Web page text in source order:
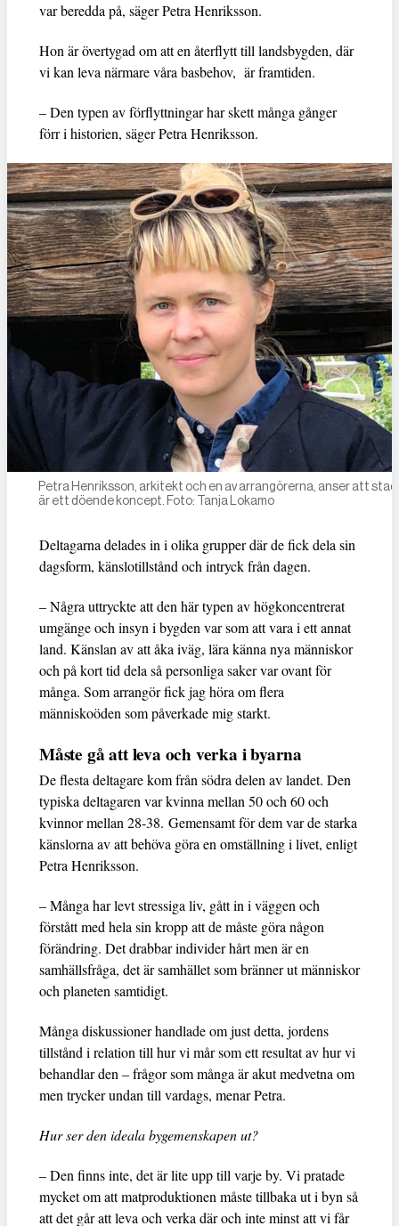
var beredda på, säger Petra Henriksson.
Hon är övertygad om att en återflytt till landsbygden, där
vi kan leva närmare våra basbehov, är framtiden.
– Den typen av förflyttningar har skett många gånger
förr i historien, säger Petra Henriksson.
Petra Henriksson, arkitekt och en av arrangörerna, anser att
är ett döende koncept. Foto: Tanja Lokamo
Deltagarna delades in i olika grupper där de fick dela sin
dagsform, känslotillstånd och intryck från dagen.
– Några uttryckte att den här typen av högkoncentrerat
umgänge och insyn i bygden var som att vara i ett annat
land. Känslan av att åka iväg, lära känna nya människor
och på kort tid dela så personliga saker var ovant för
många. Som arrangör fick jag höra om flera
människoöden som påverkade mig starkt.
Måste gå att leva och verka i byarna
De flesta deltagare kom från södra delen av landet. Den
typiska deltagaren var kvinna mellan 50 och 60 och
kvinnor mellan 28-38. Gemensamt för dem var de starka
känslorna av att behöva göra en omställning i livet, enligt
Petra Henriksson.
– Många har levt stressiga liv, gått in i väggen och
förstått med hela sin kropp att de måste göra någon
förändring. Det drabbar individer hårt men är en
samhällsfråga, det är samhället som bränner ut människor
och planeten samtidigt.
Många diskussioner handlade om just detta, jordens
tillstånd i relation till hur vi mår som ett resultat av hur vi
behandlar den – frågor som många är akut medvetna om
men trycker undan till vardags, menar Petra.
Hur ser den ideala bygemenskapen ut?
– Den finns inte, det är lite upp till varje by. Vi pratade
mycket om att matproduktionen måste tillbaka ut i byn så
att det går att leva och verka där och inte minst att vi får